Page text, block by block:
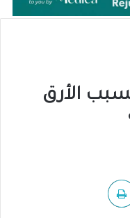
الأرق
البريد